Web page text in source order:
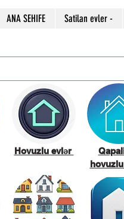
ANA SEHIFE Satilan evler -
Hovuzlu evlər